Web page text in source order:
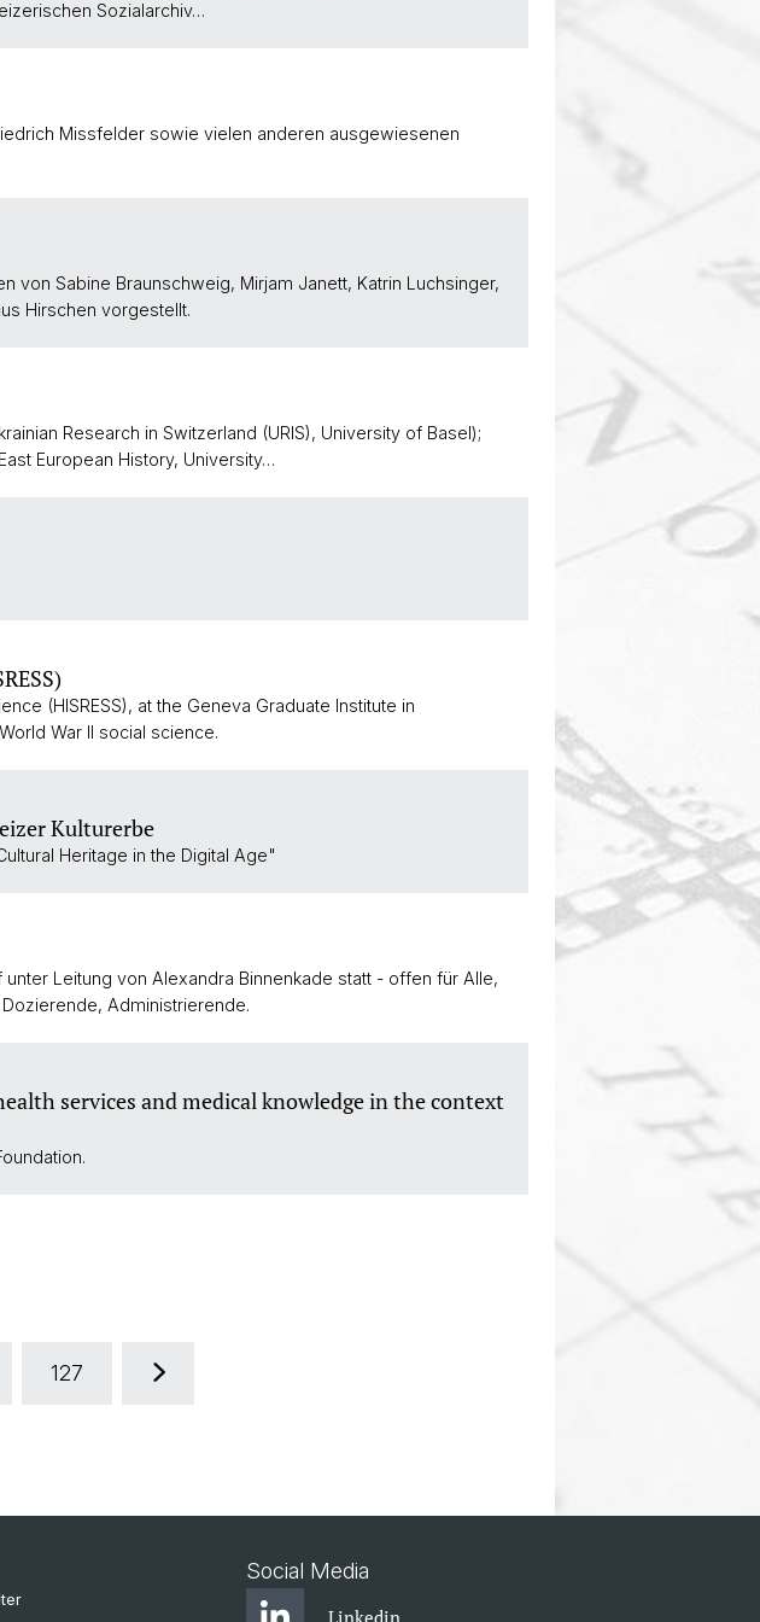
Sozialarchiv…
Missfelder sowie vielen anderen ausgewiesenen
von Sabine Braunschweig, Mirjam Janett, Katrin Luchsinger,
Hirschen vorgestellt.
Research in Switzerland (URIS), University of Basel);
European History, University…
(HISRESS), at the Geneva Graduate Institute in
War II social science.
Kulturerbe
Heritage in the Digital Age"
Leitung von Alexandra Binnenkade statt - offen für Alle,
Administrierende.
services and medical knowledge in the context
127
Social Media
Linkedin